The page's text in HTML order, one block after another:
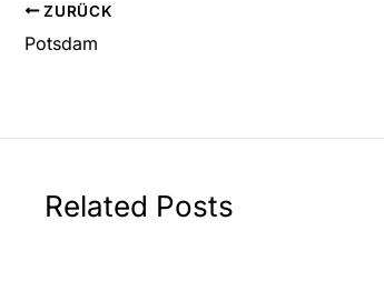
ZURÜCK
Potsdam
Related Posts